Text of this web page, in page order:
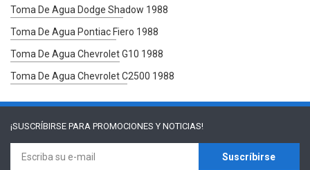
Toma De Agua Dodge Shadow 1988
Toma De Agua Pontiac Fiero 1988
Toma De Agua Chevrolet G10 1988
Toma De Agua Chevrolet C2500 1988
¡SUSCRÍBIRSE PARA PROMOCIONES Y NOTICIAS!
Suscríbirse